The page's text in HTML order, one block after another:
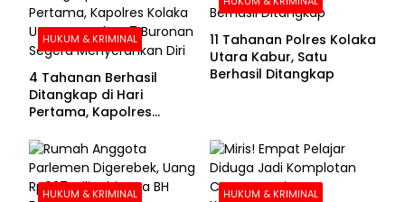
HUKUM & KRIMINAL
4 Tahanan Berhasil
Ditangkap di Hari
Pertama, Kapolres
Buronan Segera
Menyerahkan Diri
11 Tahanan Polres Kolaka
Utara Kabur, Satu
Berhasil Ditangkap
HUKUM & KRIMINAL HUKUM & KRIMINAL